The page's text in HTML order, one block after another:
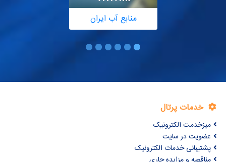
منابع آب ایران
خدمات پرتال
میزخدمت الکترونیک
عضویت در سایت
پشتیبانی خدمات الکترونیک